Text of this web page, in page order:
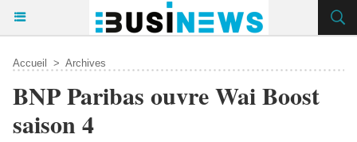
Accueil > Archives
BNP Paribas ouvre Wai Boost
saison 4